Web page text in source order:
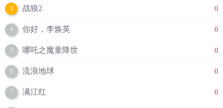
3 战狼2 0
4 你好，李焕英 0
5 哪吒之魔童降世 0
6 流浪地球 0
7 满江红 0